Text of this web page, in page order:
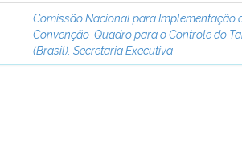
Comissão Nacional para Implementação
Convenção-Quadro para o Controle do
(Brasil). Secretaria Executiva